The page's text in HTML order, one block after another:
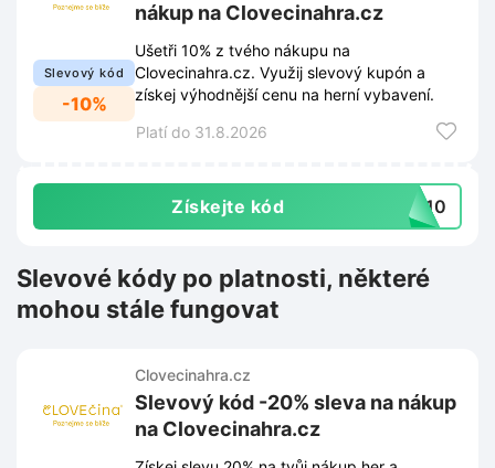
Slevový kód
-10%
nákup na Clovecinahra.cz
Ušetři 10% z tvého nákupu na
Clovecinahra.cz. Využij slevový kupón a
získej výhodnější cenu na herní vybavení.
Platí do 31.8.2026
Získejte kód na10
Slevové kódy po platnosti, některé
mohou stále fungovat
Clovecinahra.cz
Slevový kód -20% sleva na nákup
na Clovecinahra.cz